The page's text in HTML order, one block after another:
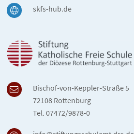
skfs-hub.de
Bischof-von-Keppler-Straße 5
72108 Rottenburg
Tel. 07472/9878-0